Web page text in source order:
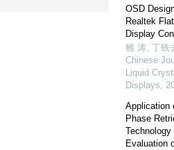
OSD
Realtek
Display
雒 涛, 丁铁
Chinese
Liquid
Displays,
Application
Phase
Technology
Evaluation